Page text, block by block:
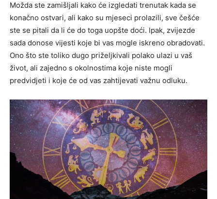
Možda ste zamišljali kako će izgledati trenutak kada se
konačno ostvari, ali kako su mjeseci prolazili, sve češće
ste se pitali da li će do toga uopšte doći. Ipak, zvijezde
sada donose vijesti koje bi vas mogle iskreno obradovati.
Ono što ste toliko dugo priželjkivali polako ulazi u vaš
život, ali zajedno s okolnostima koje niste mogli
predvidjeti i koje će od vas zahtijevati važnu odluku.